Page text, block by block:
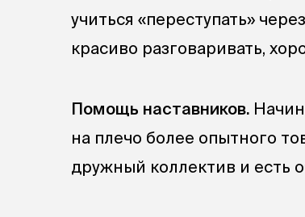
учиться «переступать»
красиво разговаривать,
Помощь наставников.
на плечо более опытного
дружный коллектив и есть